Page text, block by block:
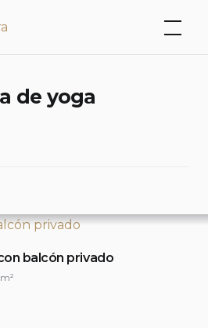
de yoga
balcón privado